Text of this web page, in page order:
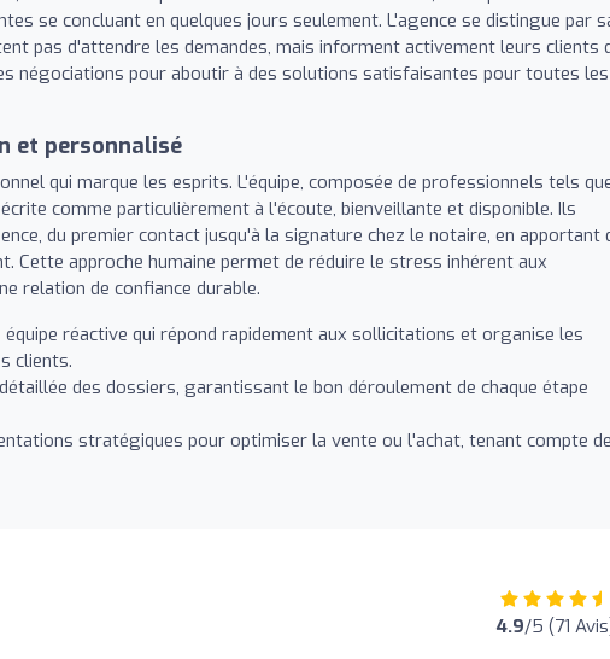
se concluant en quelques jours seulement. L'agence se distingue par
pas d'attendre les demandes, mais informent activement leurs clients
négociations pour aboutir à des solutions satisfaisantes pour toutes les
et personnalisé
qui marque les esprits. L'équipe, composée de professionnels tels
comme particulièrement à l'écoute, bienveillante et disponible. Ils
du premier contact jusqu'à la signature chez le notaire, en apportant
Cette approche humaine permet de réduire le stress inhérent aux
relation de confiance durable.
équipe réactive qui répond rapidement aux sollicitations et organise les
clients.
des dossiers, garantissant le bon déroulement de chaque étape
stratégiques pour optimiser la vente ou l'achat, tenant compte
4.9/5 (71